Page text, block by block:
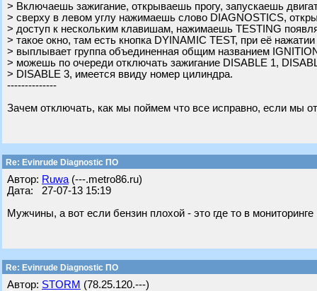
> Включаешь зажигание, открываешь прогу, запускаешь
> сверху в левом углу нажимаешь слово DIAGNOSTICS,
> доступ к нескольким клавишам, нажимаешь TESTING
> такое окно, там есть кнопка DYINAMIC TEST, при её нажатии
> выплывает группа объединенная общим названием
> можешь по очереди отключать зажигание DISABLE 1,
> DISABLE 3, имеется ввиду номер цилиндра.
--------------
Зачем отключать, как мы поймем что все исправно, если мы
Re: Evinrude Diagnostic ПО
Автор: Ruwa (---.metro86.ru)
Дата: 27-07-13 15:19
Мужчины, а вот если бензин плохой - это где то в
Re: Evinrude Diagnostic ПО
Автор: STORM (78.25.120.---)